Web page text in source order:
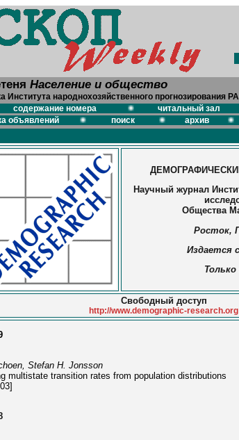
Население и общество
Института народнохозяйственного прогнозирования
содержание номера читальный зал
объявлений поиск архив
Научный журнал
Общества
Росток,
Издается
Свободный доступ
http://www.demographic-research.org
Stefan H. Jonsson
multistate transition rates from population distributions